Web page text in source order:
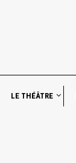
LE THÉÂTRE